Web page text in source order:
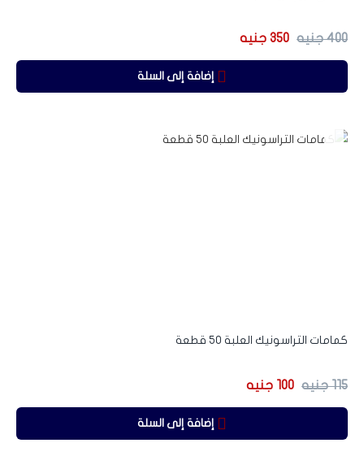
400 جنيه 350 جنيه
إضافة إلى السلة
كمامات التراسونيك العلبة 50 قطعة
115 جنيه 100 جنيه
إضافة إلى السلة